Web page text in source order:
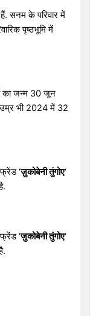
सनम के परिवार में
पृष्ठभूमि में
का जन्म 30 जून
भी 2024 में 32
‘ज़ुकोबेनी तुंगोए‘
‘ज़ुकोबेनी तुंगोए‘